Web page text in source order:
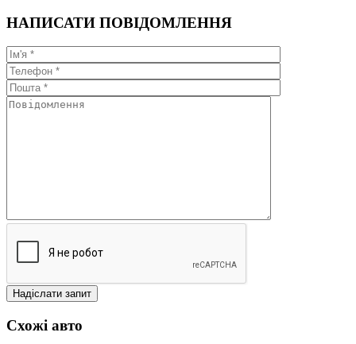
НАПИСАТИ ПОВІДОМЛЕННЯ
Схожі авто